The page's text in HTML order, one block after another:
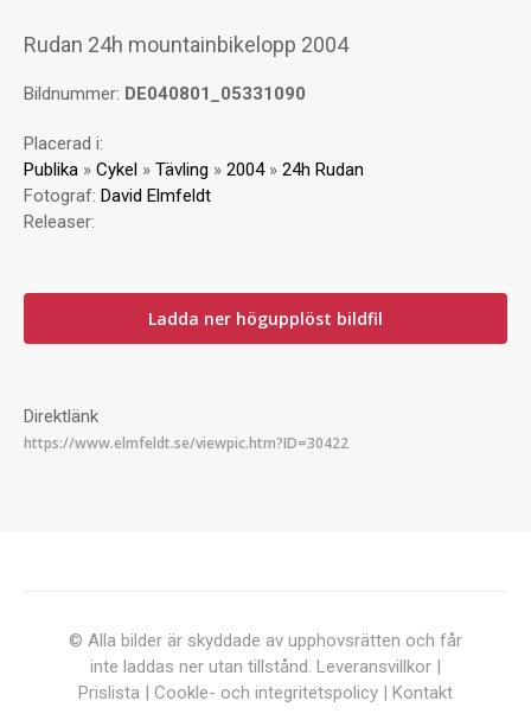
Rudan 24h mountainbikelopp 2004
Bildnummer: DE040801_05331090
Placerad i:
Publika » Cykel » Tävling » 2004» 24h Rudan
Fotograf: David Elmfeldt
Releaser:
Ladda ner högupplöst bildfil
Direktlänk
© Alla bilder är skyddade av upphovsrätten och får
inte laddas ner utan tillstånd. Leveransvillkor |
Prislista | Cookle- och integritetspolicy | Kontakt